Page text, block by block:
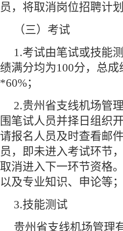
员，将取消岗位招聘计划
（三）考试
1.考试由笔试或技能
绩满分均为100分，总
*60%；
2.贵州省支线机场管
围笔试人员并择日组织
请报名人员及时查看邮
员，即未进入考试环节
取消进入下一环节资格
以及专业知识、申论等；
3.技能测试
贵州省支线机场管理